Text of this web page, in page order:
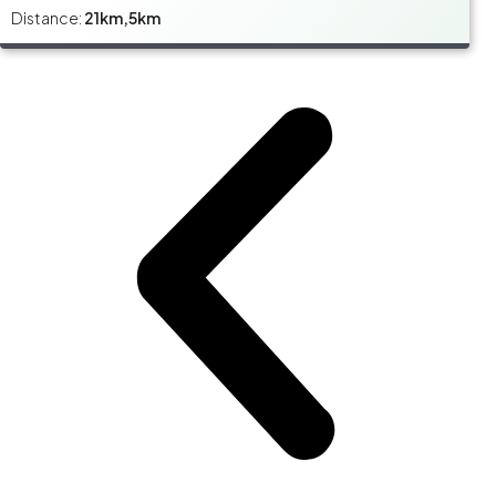
Distance: 21km,5km